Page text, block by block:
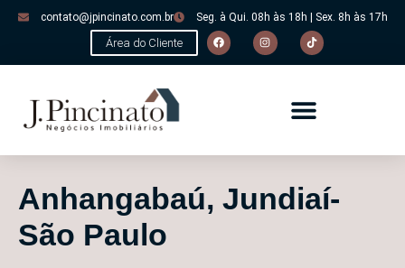
contato@jpincinato.com.br Seg. à Qui. 08h às 18h | Sex. 8h às 17h
Área do Cliente
Anhangabaú, Jundiaí-
São Paulo